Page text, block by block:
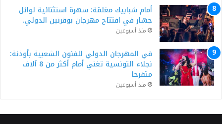
أمام شبابيك مغلقة: سهرة استثنائية لوائل
جسّار في افتتاح مهرجان بوقرنين الدولي.
منذ أسبوعين
في المهرجان الدولي للفنون الشعبية بأوذنة:
نجلاء التونسية تغني أمام أكثر من 8 آلاف
متفرجا
منذ أسبوعين